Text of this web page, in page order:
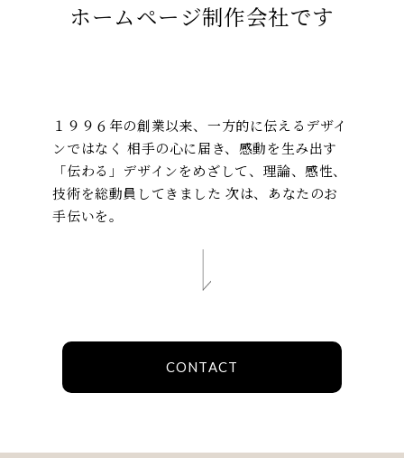
ホームページ制作会社です
１９９６年の創業以来、一方的に伝えるデザイ
ンではなく 相手の心に届き、感動を生み出す
「伝わる」デザインをめざして、理論、感性、
技術を総動員してきました 次は、あなたのお
手伝いを。
CONTACT